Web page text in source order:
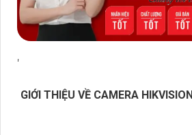
'
GIỚI THIỆU VỀ CAMERA HIKVISION